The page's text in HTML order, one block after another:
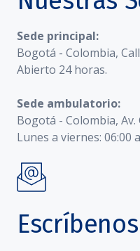
Sede principal:
Bogotá - Colombia,
Abierto 24 horas.
Sede ambulatorio:
Bogotá - Colombia,
Lunes a viernes: 06:00
Escríbenos